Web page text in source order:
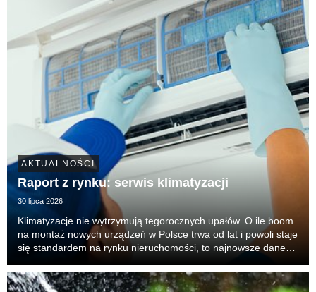
AKTUALNOŚCI
Raport z rynku: serwis klimatyzacji
30 lipca 2026
Klimatyzacje nie wytrzymują tegorocznych upałów. O ile boom
na montaż nowych urządzeń w Polsce trwa od lat i powoli staje
się standardem na rynku nieruchomości, to najnowsze dane
rośnie presja na serwis i ratowanie...